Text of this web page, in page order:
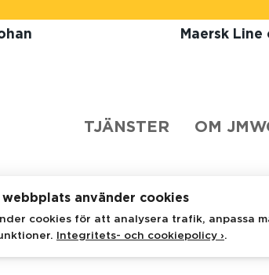
Maersk
TJÄNSTER OM
JMWGolin Stureplan
webbplats använder cookies
cookies för att analysera trafik, anpassa
Integritets- och cookiepolicy ›.